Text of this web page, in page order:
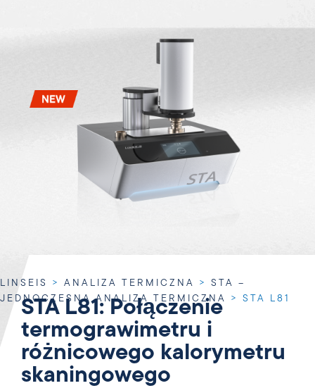
LINSEIS > ANALIZA TERMICZNA > STA –
JEDNOCZESNA ANALIZA TERMICZNA
> STA L81
STA L81: Połączenie
termograwimetru i
różnicowego kalorymetru
skaningowego